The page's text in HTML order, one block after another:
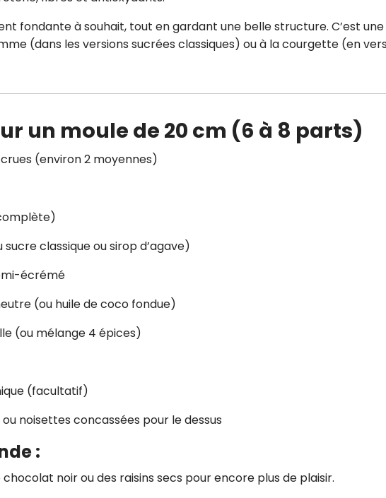
fondante à souhait, tout en gardant une belle structure. C’est une
(dans les versions sucrées classiques) ou à la courgette (en
un moule de 20 cm (6 à 8 parts)
(environ 2 moyennes)
classique ou sirop d’agave)
écrémé
(ou huile de coco fondue)
(ou mélange 4 épices)
(facultatif)
noisettes concassées pour le dessus
:
noir ou des raisins secs pour encore plus de plaisir.